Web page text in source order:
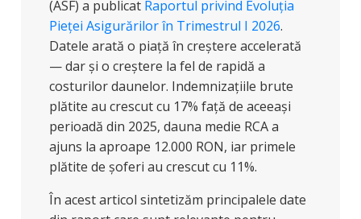
(ASF) a publicat Raportul privind Evoluția
Pieței Asigurărilor în Trimestrul I 2026.
Datele arată o piață în creștere accelerată
— dar și o creștere la fel de rapidă a
costurilor daunelor. Indemnizațiile brute
plătite au crescut cu 17% față de aceeași
perioadă din 2025, dauna medie RCA a
ajuns la aproape 12.000 RON, iar primele
plătite de șoferi au crescut cu 11%.
În acest articol sintetizăm principalele date